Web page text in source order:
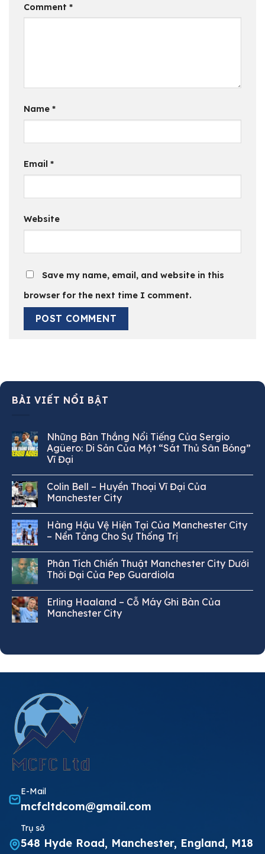
Comment *
Name *
Email *
Website
Save my name, email, and website in this
browser for the next time I comment.
BÀI VIẾT NỔI BẬT
Những Bàn Thắng Nổi Tiếng Của Sergio
Agüero: Di Sản Của Một “Sát Thủ Sân Bóng”
Vĩ Đại
Colin Bell – Huyền Thoại Vĩ Đại Của
Manchester City
Hàng Hậu Vệ Hiện Tại Của Manchester City
– Nền Tảng Cho Sự Thống Trị
Phân Tích Chiến Thuật Manchester City Dưới
Thời Đại Của Pep Guardiola
Erling Haaland – Cỗ Máy Ghi Bàn Của
Manchester City
E-Mail
mcfcltdcom@gmail.com
Trụ sở
548 Hyde Road, Manchester, England, M18